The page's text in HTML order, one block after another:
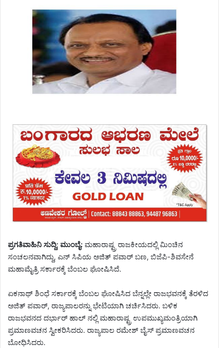
ಪ್ರಗತಿವಾಹಿನಿ ಸುದ್ದಿ; ಮುಂಬೈ: ಮಹಾರಾಷ್ಟ್ರ ರಾಜಕೀಯದಲ್ಲಿ ಮಿಂಚಿನ
ಸಂಚಲನವಾಗಿದ್ದು, ಎನ್ ಸಿಪಿಯ ಅಜಿತ್ ಪವಾರ್ ಬಣ, ಬಿಜೆಪಿ-ಶಿವಸೇನೆ
ಮಹಾಮೈತ್ರಿ ಸರ್ಕಾರಕ್ಕೆ ಬೆಂಬಲ ಘೋಷಿಸಿದೆ.
ಏಕನಾಥ್ ಶಿಂಧೆ ಸರ್ಕಾರಕ್ಕೆ ಬೆಂಬಲ ಘೋಷಿಸಿದ ಬೆನ್ನಲ್ಲೇ ರಾಜಭವನಕ್ಕೆ ತೆರಳಿದ
ಅಜಿತ್ ಪವಾರ್, ರಾಜ್ಯಪಾಲರನ್ನು ಭೇಟಿಯಾಗಿ ಚರ್ಚಿಸಿದರು. ಬಳಿಕ
ರಾಜಭವನದ ದರ್ಭಾರ್ ಹಾಲ್ ನಲ್ಲಿ ಮಹಾರಾಷ್ಟ್ರ ಉಪಮುಖ್ಯಮಂತ್ರಿಯಾಗಿ
ಪ್ರಮಾಣವಚನ ಸ್ವೀಕರಿಸಿದರು. ರಾಜ್ಯಪಾಲ ರಮೇಶ್ ಬೈಸ್ ಪ್ರಮಾಣವಚನ
ಬೋಧಿಸಿದರು.